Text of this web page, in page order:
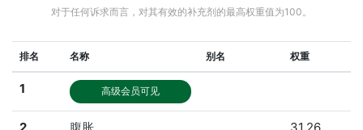
对于任何诉求而言，对其有效的补充剂的最高权重值为100。
排名 名称 别名 权重
1 高级会员可见